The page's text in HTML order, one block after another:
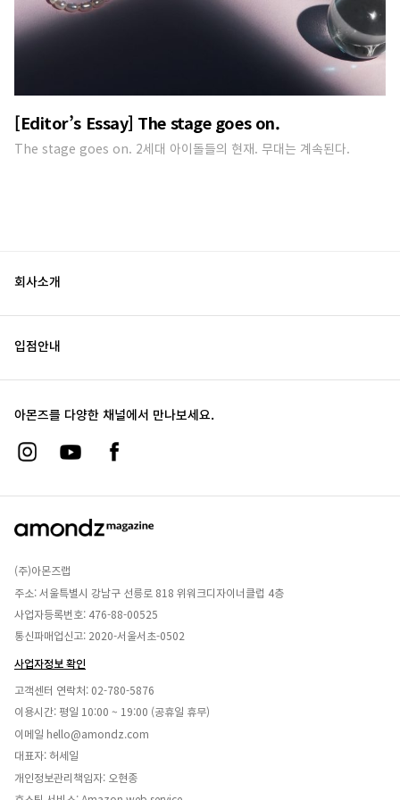
[Editor’s Essay] The stage goes on.
The stage goes on. 2세대 아이돌들의 현재. 무대는 계속된다.
회사소개
입점안내
아몬즈를 다양한 채널에서 만나보세요.
(주)아몬즈랩
주소: 서울특별시 강남구 선릉로 818 위워크디자이너클럽 4층
사업자등록번호: 476-88-00525
통신파매업신고: 2020-서울서초-0502
사업자정보 확인
고객센터 연락처: 02-780-5876
이용시간: 평일 10:00 ~ 19:00 (공휴일 휴무)
이메일 hello@amondz.com
대표자: 허세일
개인정보관리책임자: 오현종